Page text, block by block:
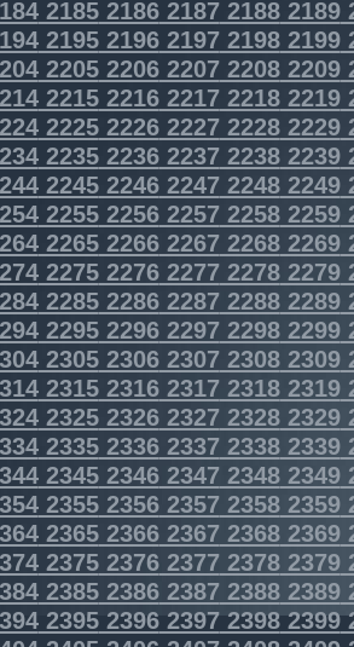
21852186218721882189
21952196219721982199
22052206220722082209
22152216221722182219
22252226222722282229
22352236223722382239
22452246224722482249
22552256225722582259
226522662267 22682269
22752276227722782279
228522862287 22882289
229522962297 22982299
230523062307 23082309
23152316231723182319
232523262327 23282329
233523362337 23382339
234523462347 23482349
235523562357 23582359
236523662367 23682369
237523762377 23782379
238523862387 23882389
23952396239723982399